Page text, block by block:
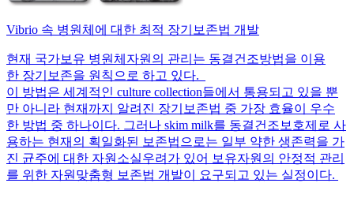
Vibrio 속 병원체에 대한 최적 장기보존법 개발
현재 국가보유 병원체자원의 관리는 동결건조방법을 이용
한 장기보존을 원칙으로 하고 있다.
이 방법은 세계적인 culture collection들에서 통용되고 있을 뿐
만 아니라 현재까지 알려진 장기보존법 중 가장 효율이 우수
한 방법 중 하나이다. 그러나 skim milk를 동결건조보호제로 사
용하는 현재의 획일화된 보존법으로는 일부 약한 생존력을 가
진 균주에 대한 자원소실우려가 있어 보유자원의 안정적 관리
를 위한 자원맞춤형 보존법 개발이 요구되고 있는 실정이다.